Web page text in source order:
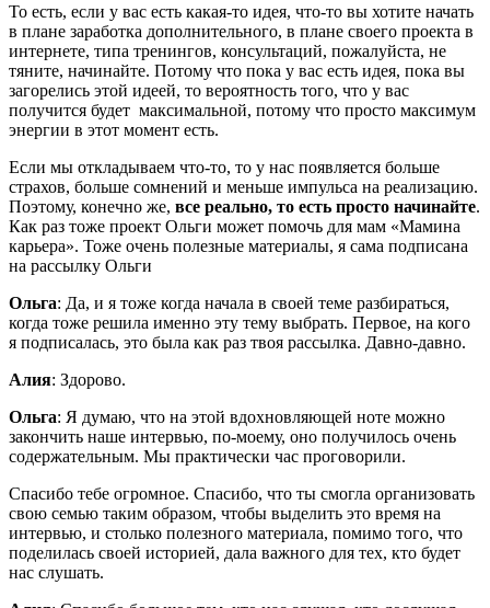
То есть, если у вас есть какая-то идея, что-то вы хотите начать
в плане заработка дополнительного, в плане своего проекта в
интернете, типа тренингов, консультаций, пожалуйста, не
тяните, начинайте. Потому что пока у вас есть идея, пока вы
загорелись этой идеей, то вероятность того, что у вас
получится будет максимальной, потому что просто максимум
энергии в этот момент есть.
Если мы откладываем что-то, то у нас появляется больше
страхов, больше сомнений и меньше импульса на реализацию.
Поэтому, конечно же, все реально, то есть просто начинайте.
Как раз тоже проект Ольги может помочь для мам «Мамина
карьера». Тоже очень полезные материалы, я сама подписана
на рассылку Ольги
Ольга: Да, и я тоже когда начала в своей теме разбираться,
когда тоже решила именно эту тему выбрать. Первое, на кого
я подписалась, это была как раз твоя рассылка. Давно-давно.
Алия: Здорово.
Ольга: Я думаю, что на этой вдохновляющей ноте можно
закончить наше интервью, по-моему, оно получилось очень
содержательным. Мы практически час проговорили.
Спасибо тебе огромное. Спасибо, что ты смогла организовать
свою семью таким образом, чтобы выделить это время на
интервью, и столько полезного материала, помимо того, что
поделилась своей историей, дала важного для тех, кто будет
нас слушать.